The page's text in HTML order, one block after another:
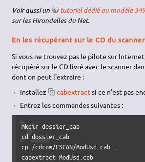
Voir aussi un tutoriel dédié au modèle
sur les Hirondelles du Net.
En les récupérant sur le CD du scanner
Si vous ne trouvez pas le pilote sur
récupéré sur le CD livré avec le scanner
dont on peut l'extraire :
Installez
cabextractsi ce n'est pas
Entrez les commandes suivantes :
mkdir dossier_cab
cd dossier_cab
cp /cdrom/ESCAN/ModUsd.cab .
cabextract ModUsd.cab